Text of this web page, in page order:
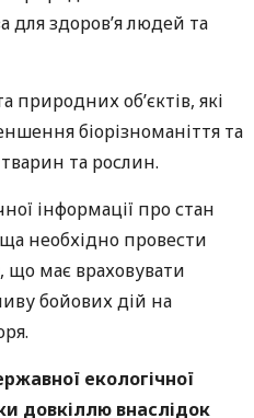
для здоров’я людей та
об’єктів, які
біорізноманіття та
та рослин.
інформації про стан
необхідно провести
що має враховувати
бойових дій на
екологічної
довкіллю внаслідок